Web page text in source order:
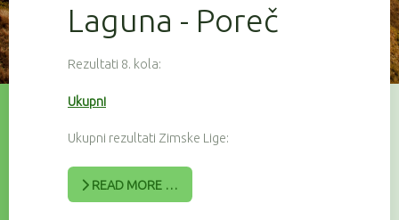
Laguna - Poreč
Rezultati 8. kola:
Ukupni
Ukupni rezultati Zimske Lige:
READ MORE …